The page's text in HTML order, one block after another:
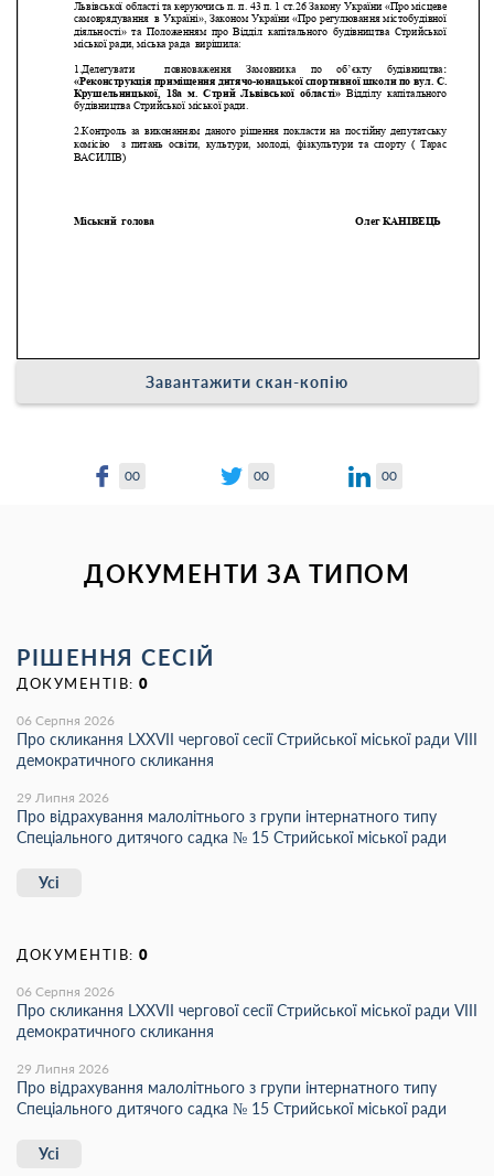
Завантажити скан-копію
00 00 00
ДОКУМЕНТИ ЗА ТИПОМ
РІШЕННЯ СЕСІЙ
ДОКУМЕНТІВ: 0
06 Серпня 2026
Про скликання LХХVІІ чергової сесії Стрийської міської ради VIII
демократичного скликання
29 Липня 2026
Про відрахування малолітнього з групи інтернатного типу
Спеціального дитячого садка № 15 Стрийської міської ради
Усі
ДОКУМЕНТІВ: 0
06 Серпня 2026
Про скликання LХХVІІ чергової сесії Стрийської міської ради VIII
демократичного скликання
29 Липня 2026
Про відрахування малолітнього з групи інтернатного типу
Спеціального дитячого садка № 15 Стрийської міської ради
Усі